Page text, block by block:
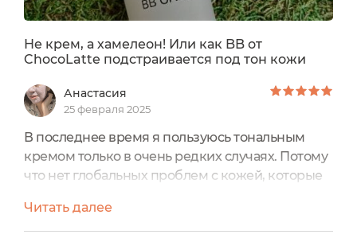
Не крем, а хамелеон! Или как BB от
ChocoLatte подстраивается под тон кожи
Анастасия
25 февраля 2025
В последнее время я пользуюсь тональным
кремом только в очень редких случаях. Потому
что нет глобальных проблем с кожей, которые
тоналки остается повсюду, это два.Не хочу
забивать поры и приучать кожу к силиконам,
Читать далее